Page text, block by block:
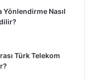
Yönlendirme Nasıl
Türk Telekom